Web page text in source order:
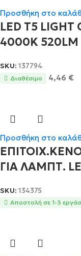
Προσθήκη στο
LED T5
4000K 520LM
SKU: 137794
Διαθέσιμο 4,46 €
Προσθήκη στο
ΓΙΑ ΛΑΜΠΤ.
SKU: 134375
Αποστολή σε 1-3